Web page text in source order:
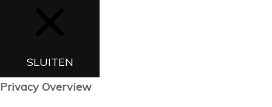
SLUITEN
Privacy Overview